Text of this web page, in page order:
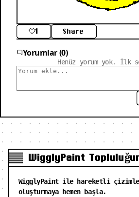
1 Share
Yorumlar (0)
Henüz yorum yok. İlk
WigglyPaint
WigglyPaint ile hareketli
oluşturmaya hemen başla.